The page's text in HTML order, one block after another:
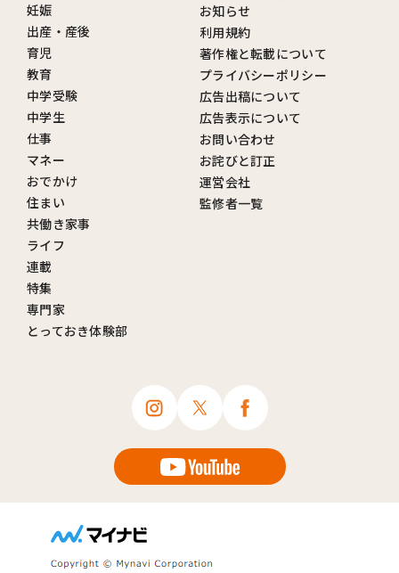
妊娠
出産・産後
育児
教育
中学受験
中学生
仕事
マネー
おでかけ
住まい
共働き家事
ライフ
連載
特集
専門家
とっておき体験部
お知らせ
利用規約
著作権と転載について
プライバシーポリシー
広告出稿について
広告表示について
お問い合わせ
お詫びと訂正
運営会社
監修者一覧